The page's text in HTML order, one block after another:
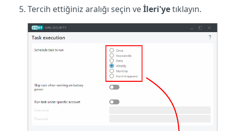
Tercih ettiğiniz aralığı seçin veİleri'yetıklayın.